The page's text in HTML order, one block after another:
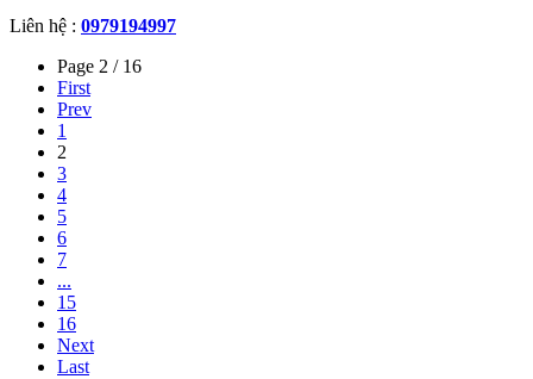
Liên hệ : 0979194997
Page 2 / 16
First
Prev
1
2
3
4
5
6
7
...
15
16
Next
Last